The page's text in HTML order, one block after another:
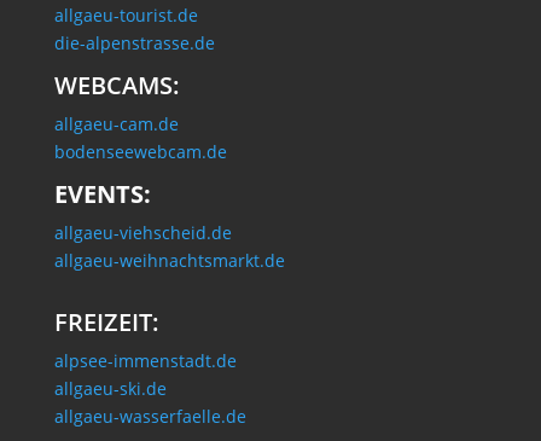
allgaeu-tourist.de
die-alpenstrasse.de
WEBCAMS:
allgaeu-cam.de
bodenseewebcam.de
EVENTS:
allgaeu-viehscheid.de
allgaeu-weihnachtsmarkt.de
FREIZEIT:
alpsee-immenstadt.de
allgaeu-ski.de
allgaeu-wasserfaelle.de